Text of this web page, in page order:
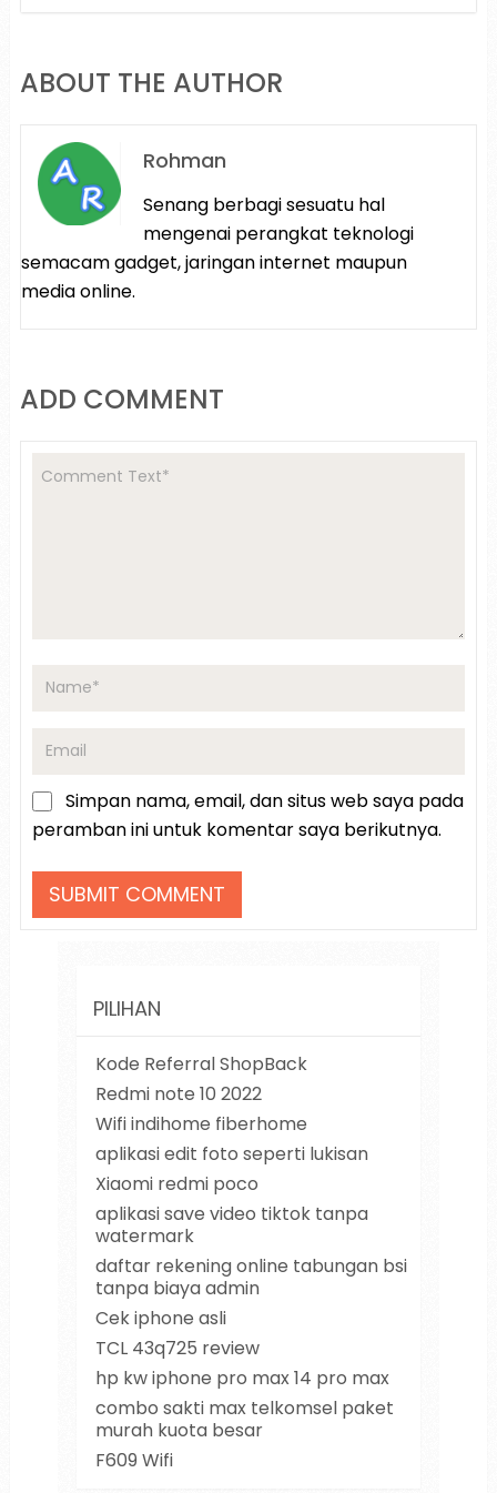
ABOUT THE AUTHOR
Rohman
Senang berbagi sesuatu hal
mengenai perangkat teknologi
semacam gadget, jaringan internet maupun
media online.
ADD COMMENT
Simpan nama, email, dan situs web saya pada
peramban ini untuk komentar saya berikutnya.
PILIHAN
Kode Referral ShopBack
Redmi note 10 2022
Wifi indihome fiberhome
aplikasi edit foto seperti lukisan
Xiaomi redmi poco
aplikasi save video tiktok tanpa
watermark
daftar rekening online tabungan bsi
tanpa biaya admin
Cek iphone asli
TCL 43q725 review
hp kw iphone pro max 14 pro max
combo sakti max telkomsel paket
murah kuota besar
F609 Wifi